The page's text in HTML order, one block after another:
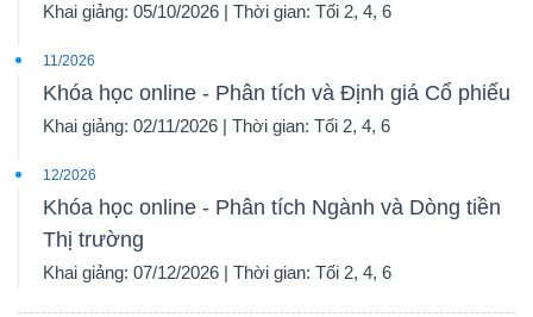
Khai giảng: 05/10/2026 | Thời gian: Tối 2, 4, 6
11/2026
Khóa học online - Phân tích và Định giá Cổ phiếu
Khai giảng: 02/11/2026 | Thời gian: Tối 2, 4, 6
12/2026
Khóa học online - Phân tích Ngành và Dòng tiền
Thị trường
Khai giảng: 07/12/2026 | Thời gian: Tối 2, 4, 6